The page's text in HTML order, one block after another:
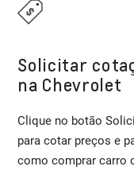
Solicitar
na Chevrolet
Clique no botão
para cotar preços e
como comprar carro